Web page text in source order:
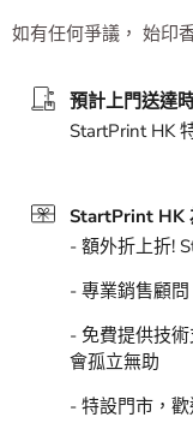
如有任何爭議， 始印
預計上門送達
StartPrint HK
StartPrint HK
- 額外折上折!
- 專業銷售顧
- 免費提供技
會孤立無助
- 特設門市，